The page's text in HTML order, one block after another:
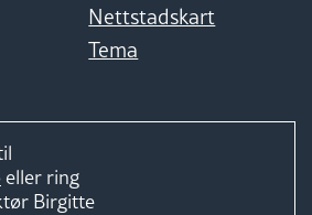
Nettstadskart
Tema
eller ring
Birgitte